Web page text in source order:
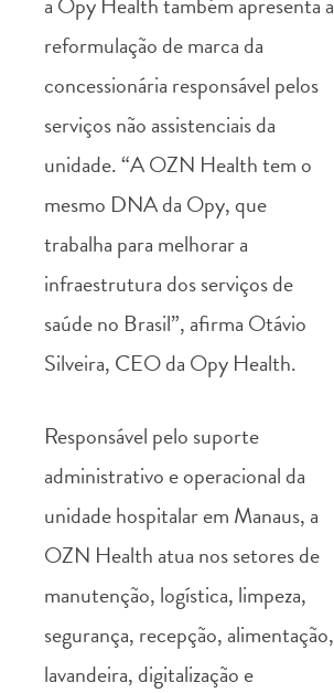
reformulação de marca da
concessionária responsável pelos
serviços não assistenciais da
unidade. “A OZN Health tem o
mesmo DNA da Opy, que
trabalha para melhorar a
infraestrutura dos serviços de
saúde no Brasil”, afirma Otávio
Silveira, CEO da Opy Health.
Responsável pelo suporte
administrativo e operacional da
unidade hospitalar em Manaus, a
OZN Health atua nos setores de
manutenção, logística, limpeza,
segurança, recepção, alimentação,
lavandeira, digitalização e